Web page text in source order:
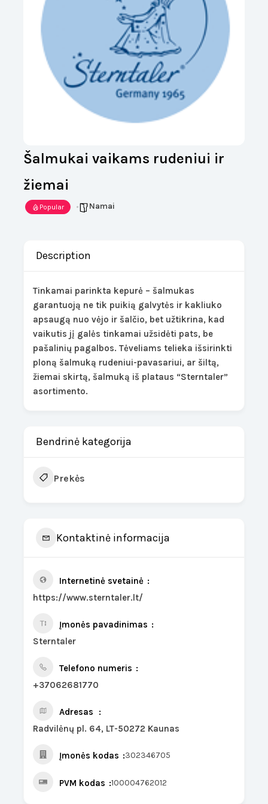
Šalmukai vaikams rudeniui ir
žiemai
Popular Namai
Description
Tinkamai parinkta kepurė – šalmukas
garantuoją ne tik puikią galvytės ir kakliuko
apsaugą nuo vėjo ir šalčio, bet užtikrina, kad
vaikutis jį galės tinkamai užsidėti pats, be
pašalinių pagalbos. Tėveliams telieka išsirinkti
ploną šalmuką rudeniui-pavasariui, ar šiltą,
žiemai skirtą, šalmuką iš plataus “Sterntaler”
asortimento.
Bendrinė kategorija
Prekės
Kontaktinė informacija
Internetinė svetainė
https://www.sterntaler.lt/
Įmonės pavadinimas
Sterntaler
Telefono numeris
+37062681770
Adresas
Radvilėnų pl. 64, LT-50272 Kaunas
Įmonės kodas 302346705
PVM kodas 100004762012